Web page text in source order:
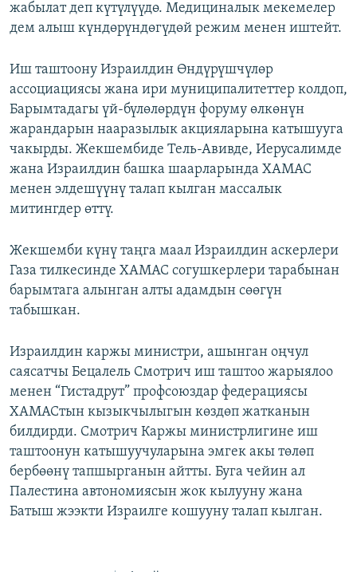
жабылат деп күтүлүүдө. Медициналык мекемелер
дем алыш күндөрүндөгүдөй режим менен иштейт.
Иш таштоону Израилдин Өндүрүшчүлөр
ассоциациясы жана ири муниципалитеттер колдоп,
Барымтадагы үй-бүлөлөрдүн форуму өлкөнүн
жарандарын нааразылык акцияларына катышууга
чакырды. Жекшембиде Тель-Авивде, Иерусалимде
жана Израилдин башка шаарларында ХАМАС
менен элдешүүнү талап кылган массалык
митингдер өттү.
Жекшемби күнү таңга маал Израилдин аскерлери
Газа тилкесинде ХАМАС согушкерлери тарабынан
барымтага алынган алты адамдын сөөгүн
табышкан.
Израилдин каржы министри, ашынган оңчул
саясатчы Бецалель Смотрич иш таштоо жарыялоо
менен “Гистадрут” профсоюздар федерациясы
ХАМАСтын кызыкчылыгын көздөп жатканын
билдирди. Смотрич Каржы министрлигине иш
таштоонун катышуучуларына эмгек акы төлөп
бербөөнү тапшырганын айтты. Буга чейин ал
Палестина автономиясын жок кылууну жана
Батыш жээкти Израилге кошууну талап кылган.